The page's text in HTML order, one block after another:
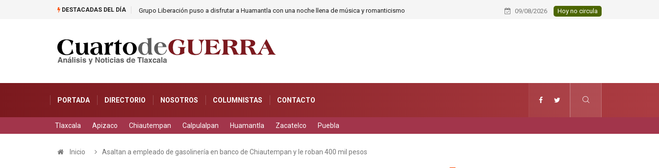
DESTACADAS DEL DÍA Grupo Liberación puso a disfrutar a Huamantla con una noche llena de música y romanticismo Huamantla fortalece lazos de
09/08/2026 Hoy no circula
PORTADA DIRECTORIO NOSOTROS COLUMNISTAS CONTACTO
Tlaxcala Apizaco Chiautempan Calpulalpan Huamantla Zacatelco Puebla
Inicio Asaltan a empleado de gasolinería en banco de Chiautempan y le roban 400 mil pesos